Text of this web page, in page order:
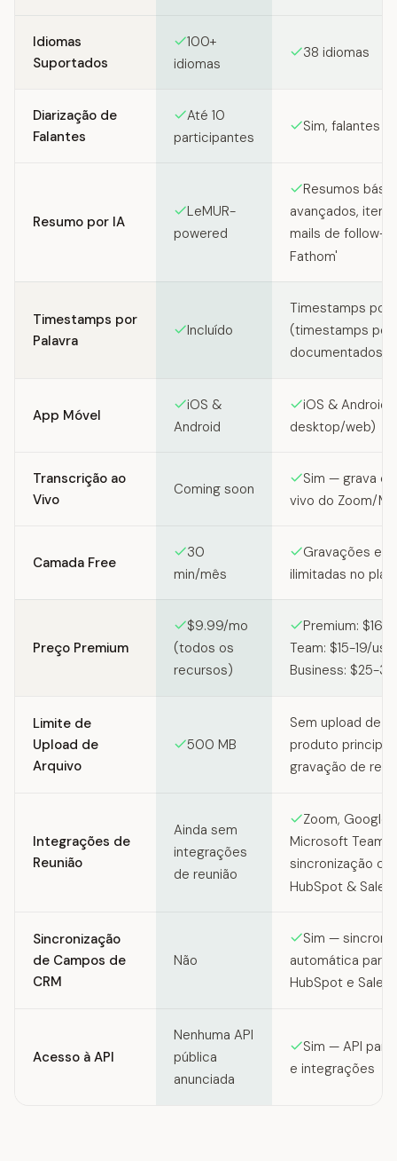
Idiomas
Suportados
100+
idiomas
38 idiomas
Diarização de
Falantes
Até 10
participantes
Sim, falantes
Resumo por IA
LeMUR-
powered
Resumos
avançados,
mails de follow-
Fathom'
Timestamps por
Palavra
Incluído
Timestamps por
(timestamps por
documentados)
App Móvel
iOS &
Android
iOS & Android
desktop/web)
Transcrição ao
Vivo
Coming soon
Sim — grava
vivo do Zoom/
Camada Free
30
min/mês
Gravações e
ilimitadas no
Preço Premium
$9.99/mo
(todos os
recursos)
Premium: $16-
Team: $15-19/
Business: $25-
Limite de
Upload de
Arquivo
500 MB
Sem upload de
produto
gravação de
Integrações de
Reunião
Ainda sem
integrações
de reunião
Zoom, Google
Microsoft Teams
sincronização
HubSpot &
Sincronização
de Campos de
CRM
Não
Sim —
automática para
HubSpot e
Acesso à API
Nenhuma API
pública
anunciada
Sim — API
e integrações